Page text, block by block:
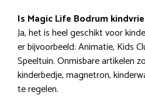
Is Magic Life Bodrum
Ja, het is heel geschikt voor
er bijvoorbeeld: Animatie, Kids
Speeltuin. Onmisbare artikelen
kinderbedje, magnetron,
te regelen.